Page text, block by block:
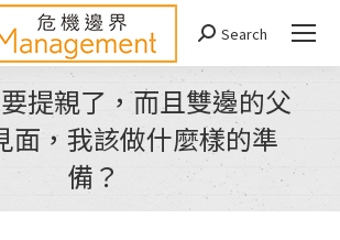
Search:
Search
提親了，而且雙邊的父
面，我該做什麼樣的準
備？
You are here: